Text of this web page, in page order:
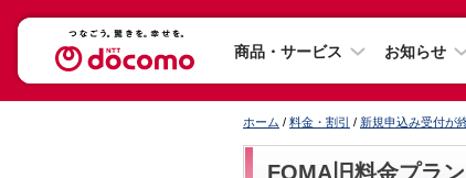
商品・サービス お知らせ
ホーム / 料金・割引 / 新規申込み受付が
FOMA旧料金プラン